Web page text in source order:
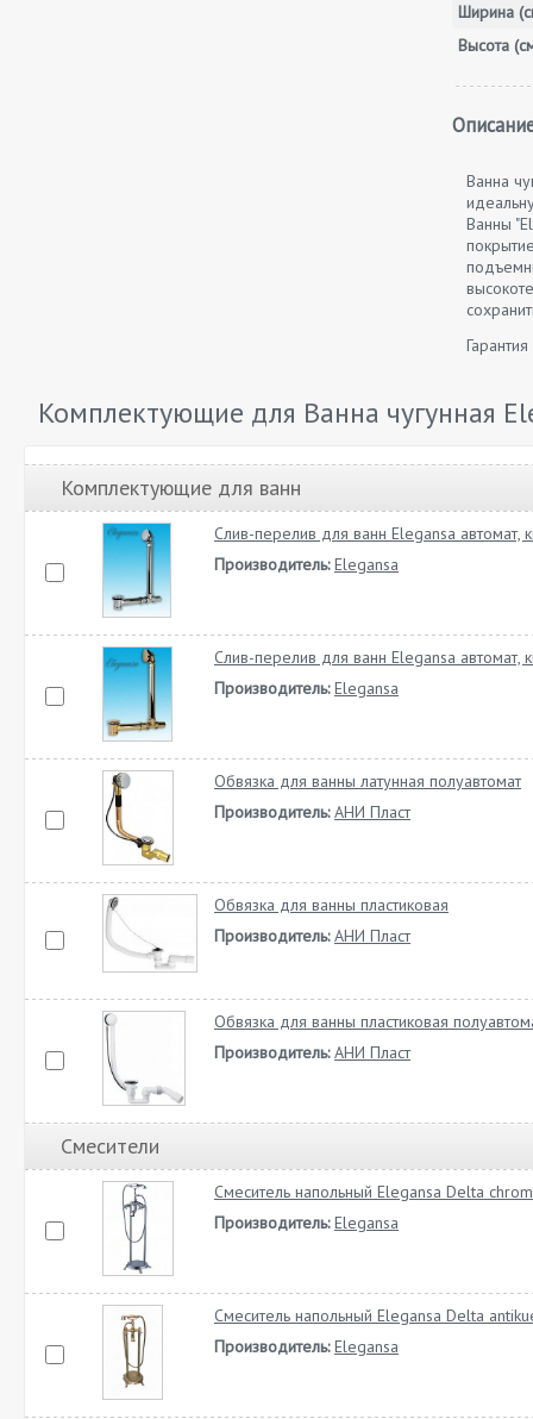
Ширина
Высота
Ванна
Ванны
Комплектующие для Ванна чугунная
Комплектующие для ванн
Слив-перелив для ванн Elegansa автомат,
Производитель: Elegansa
Слив-перелив для ванн Elegansa автомат,
Производитель: Elegansa
Обвязка для ванны латунная полуавтомат
Производитель: АНИ Пласт
Обвязка для ванны пластиковая
Производитель: АНИ Пласт
Обвязка для ванны пластиковая
Производитель: АНИ Пласт
Смесители
Смеситель напольный Elegansa Delta
Производитель: Elegansa
Смеситель напольный Elegansa Delta
Производитель: Elegansa